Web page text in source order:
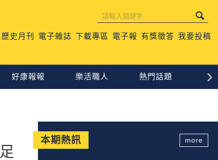
歷史月刊 電子雜誌 下載專區 電子報 有獎徵答 我要投稿
好康報報 樂活職人 熱門話題 生
›
本期熱訊 more